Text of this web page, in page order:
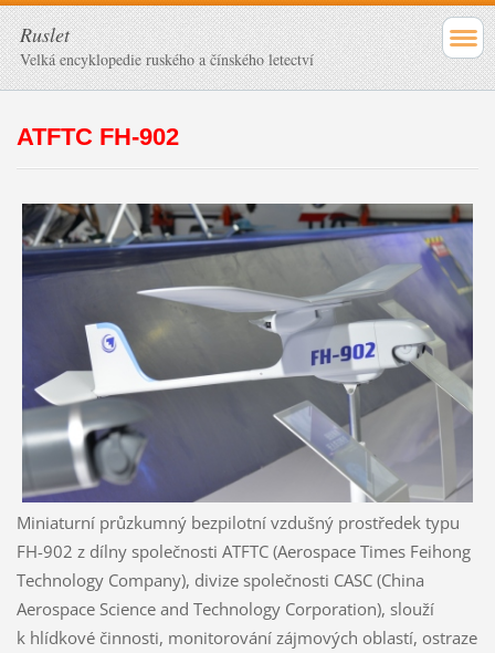
Ruslet
Velká encyklopedie ruského a čínského letectví
ATFTC FH-902
Miniaturní průzkumný bezpilotní vzdušný prostředek typu
FH-902 z dílny společnosti ATFTC (Aerospace Times Feihong
Technology Company), divize společnosti CASC (China
Aerospace Science and Technology Corporation), slouží
k hlídkové činnosti, monitorování zájmových oblastí, ostraze